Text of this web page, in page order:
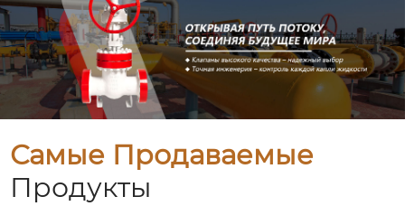
Самые Продаваемые
Продукты